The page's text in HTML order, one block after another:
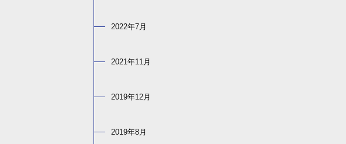
2022年7月
2021年11月
2019年12月
2019年8月